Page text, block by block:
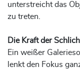
unterstreicht das
zu treten.
Die Kraft der
Ein weißer
lenkt den Fokus